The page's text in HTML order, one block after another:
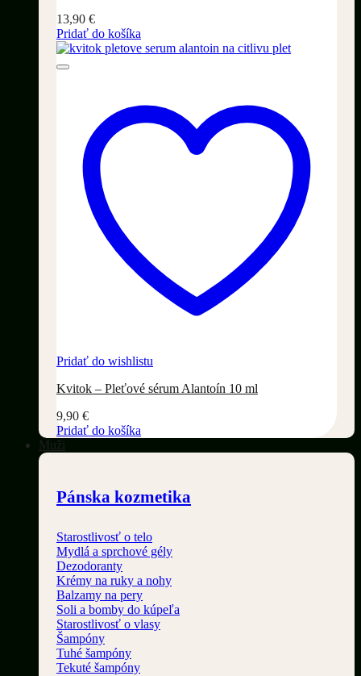
13,90 €
Pridať do košíka
Pridať do wishlistu
Kvitok – Pleťové sérum Alantoín 10 ml
9,90 €
Pridať do košíka
Muži
Pánska kozmetika
Starostlivosť o telo
Mydlá a sprchové gély
Dezodoranty
Krémy na ruky a nohy
Balzamy na pery
Soli a bomby do kúpeľa
Starostlivosť o vlasy
Šampóny
Tuhé šampóny
Tekuté šampóny